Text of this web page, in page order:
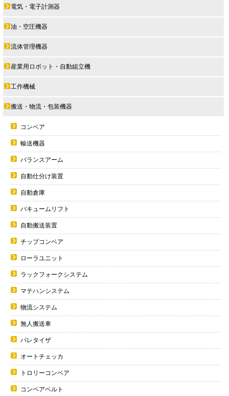
電気・電子計測器
油・空圧機器
流体管理機器
産業用ロボット・自動組立機
工作機械
搬送・物流・包装機器
コンベア
輸送機器
バランスアーム
自動仕分け装置
自動倉庫
バキュームリフト
自動搬送装置
チップコンベア
ローラユニット
ラックフォークシステム
マテハンシステム
物流システム
無人搬送車
パレタイザ
オートチェッカ
トロリーコンベア
コンベアベルト